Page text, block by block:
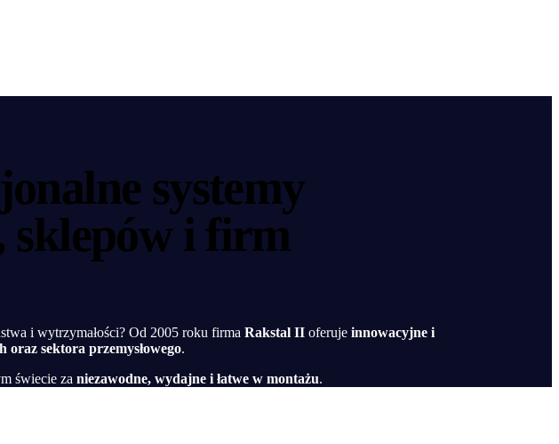
systemy
sklepów i firm
i wytrzymałości? Od 2005 roku firmaRakstal II oferujeinnowacyjne i
sektora przemysłowego.
świecie zaniezawodne, wydajne i łatwe w montażu.